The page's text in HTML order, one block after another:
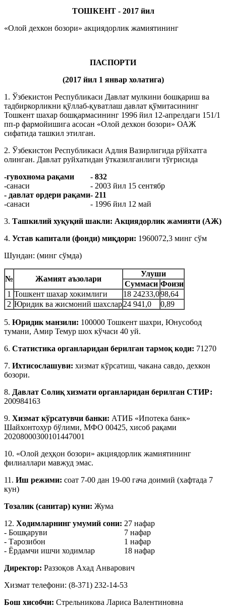
ТОШКЕНТ - 2017 йил
«Олой дехкон бозори» акциядорлик жамиятининг
ПАСПОРТИ
(2017 йил 1 январ холатига)
1. Ўзбекистон Республикаси Давлат мулкини бошқариш ва
тадбиркорликни қўллаб-қуватлаш давлат қўмитасининг
Тошкент шахар бошқармасининг 1996 йил 12-апрелдаги 151/1
пп-р фармойишига асосан «Олой дехкон бозори» ОАЖ
сифатида ташкил этилган.
2. Ўзбекистон Республикаси Адлия Вазирлигида рўйхатга
олинган. Давлат руйхатидан ўтказилганлиги тўғрисида
-гувохнома рақами
- 832
-санаси
- 2003 йил 15 сентябр
- давлат ордери рақами- 211
-санаси
- 1996 йил 12 май
3. Ташкилий хуқуқий шакли: Акциядорлик жамияти (АЖ)
4. Устав капитали (фонди) миқдори: 1960072,3 минг сўм
Шундан: (минг сўмда)
№ Жамият аъзолари
Улуши
Суммаси Фоизи
1 Тошкент шахар хокимлиги 18 24233,098,64
2 Юридик ва жисмоний шахслар24 941,0 0,89
5. Юридик манзили: 100000 Тошкент шахри, Юнусобод
тумани, Амир Темур шох кўчаси 40 уй.
6. Статистика органларидан берилган тармоқ коди: 71270
7. Ихтисослашуви: хизмат кўрсатиш, чакана савдо, дехкон
бозори.
8. Давлат Солиқ хизмати органларидан берилган СТИР:
200984163
9. Хизмат кўрсатувчи банки: АТИБ «Ипотека банк»
Шайхонтохур бўлими, МФО 00425, хисоб рақами
20208000300101447001
10. «Олой деҳқон бозори» акциядорлик жамиятининг
филиаллари мавжуд эмас.
11. Иш режими: соат 7-00 дан 19-00 гача доимий (хафтада 7
кун)
Тозалик (санитар) куни: Жума
12. Ходимларнинг умумий сони: 27 нафар
- Бошқаруви
7 нафар
- Тарозибон
1 нафар
- Ёрдамчи ишчи ходимлар
18 нафар
Директор: Раззоқов Ахад Анварович
Хизмат телефони: (8-371) 232-14-53
Бош хисобчи: Стрельникова Лариса Валентиновна